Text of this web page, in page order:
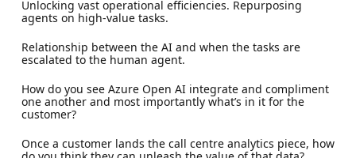
Unlocking vast operational efficiencies. Repurposing
agents on high-value tasks.
Relationship between the AI and when the tasks are
escalated to the human agent.
How do you see Azure Open AI integrate and compliment
one another and most importantly what’s in it for the
customer?
Once a customer lands the call centre analytics piece, how